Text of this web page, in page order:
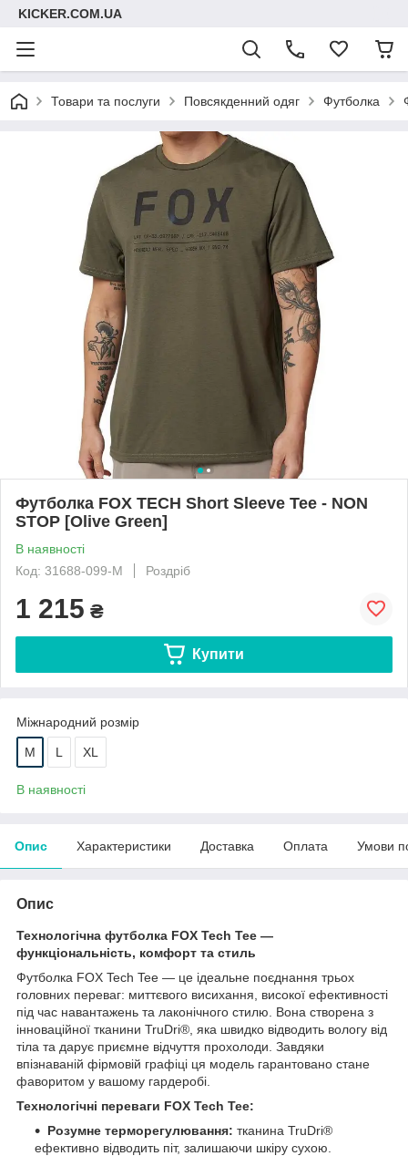
KICKER.COM.UA
Товари та послуги Повсякденний одяг Футболка
Футболка FOX TECH Short Sleeve Tee - NON
STOP [Olive Green]
В наявності
Код: 31688-099-M
Роздріб
1 215 ₴
Купити
Міжнародний розмір
M L XL
В наявності
Опис Характеристики Доставка Оплата Умови
Опис
Технологічна футболка FOX Tech Tee —
функціональність, комфорт та стиль
Футболка FOX Tech Tee — це ідеальне поєднання трьох
головних переваг: миттєвого висихання, високої ефективності
під час навантажень та лаконічного стилю. Вона створена з
інноваційної тканини TruDri®, яка швидко відводить вологу від
тіла та дарує приємне відчуття прохолоди. Завдяки
впізнаваній фірмовій графіці ця модель гарантовано стане
фаворитом у вашому гардеробі.
Технологічні переваги FOX Tech Tee:
Розумне терморегулювання: тканина TruDri®
ефективно відводить піт, залишаючи шкіру сухою.